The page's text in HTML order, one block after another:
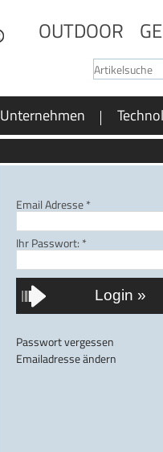
OUTDOOR
Unternehmen
Email Adresse*
Ihr Passwort: *
Passwort vergessen
Emailadresse ändern